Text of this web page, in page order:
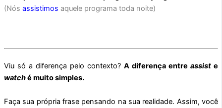
(Nós assistimos aquele programa toda noite)
Viu só a diferença pelo contexto? A diferença entre assist e
watché muito simples.
Faça sua própria frase pensando na sua realidade. Assim, você